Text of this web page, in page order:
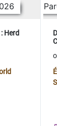
Herd